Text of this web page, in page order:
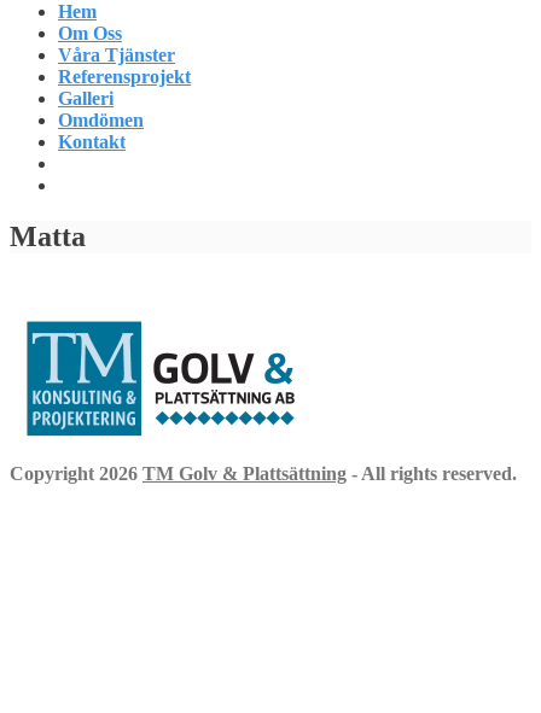
Hem
Om Oss
Våra Tjänster
Referensprojekt
Galleri
Omdömen
Kontakt
Matta
Copyright 2026 TM Golv & Plattsättning - All rights reserved.